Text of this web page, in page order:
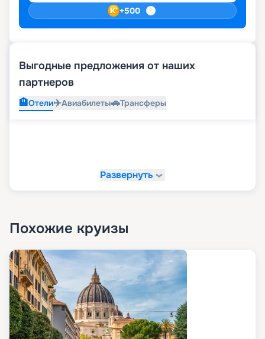
+500
Выгодные предложения от наших
партнеров
🏨Отели✈️Авиабилеты🚗Трансферы
Развернуть
Похожие круизы